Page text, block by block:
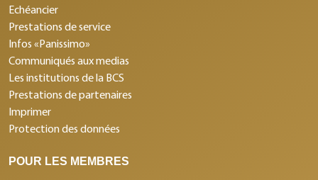
Echéancier
Prestations de service
Infos «Panissimo»
Communiqués aux medias
Les institutions de la BCS
Prestations de partenaires
Imprimer
Protection des données
POUR LES MEMBRES